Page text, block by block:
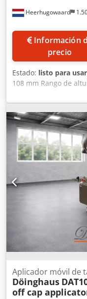
Heerhugowaard
Información de
precio
Estado: listo para
108 mm Rango de
Aleyzyvuedoa
Número de
Aplicador móvil de
Döinghaus
off cap